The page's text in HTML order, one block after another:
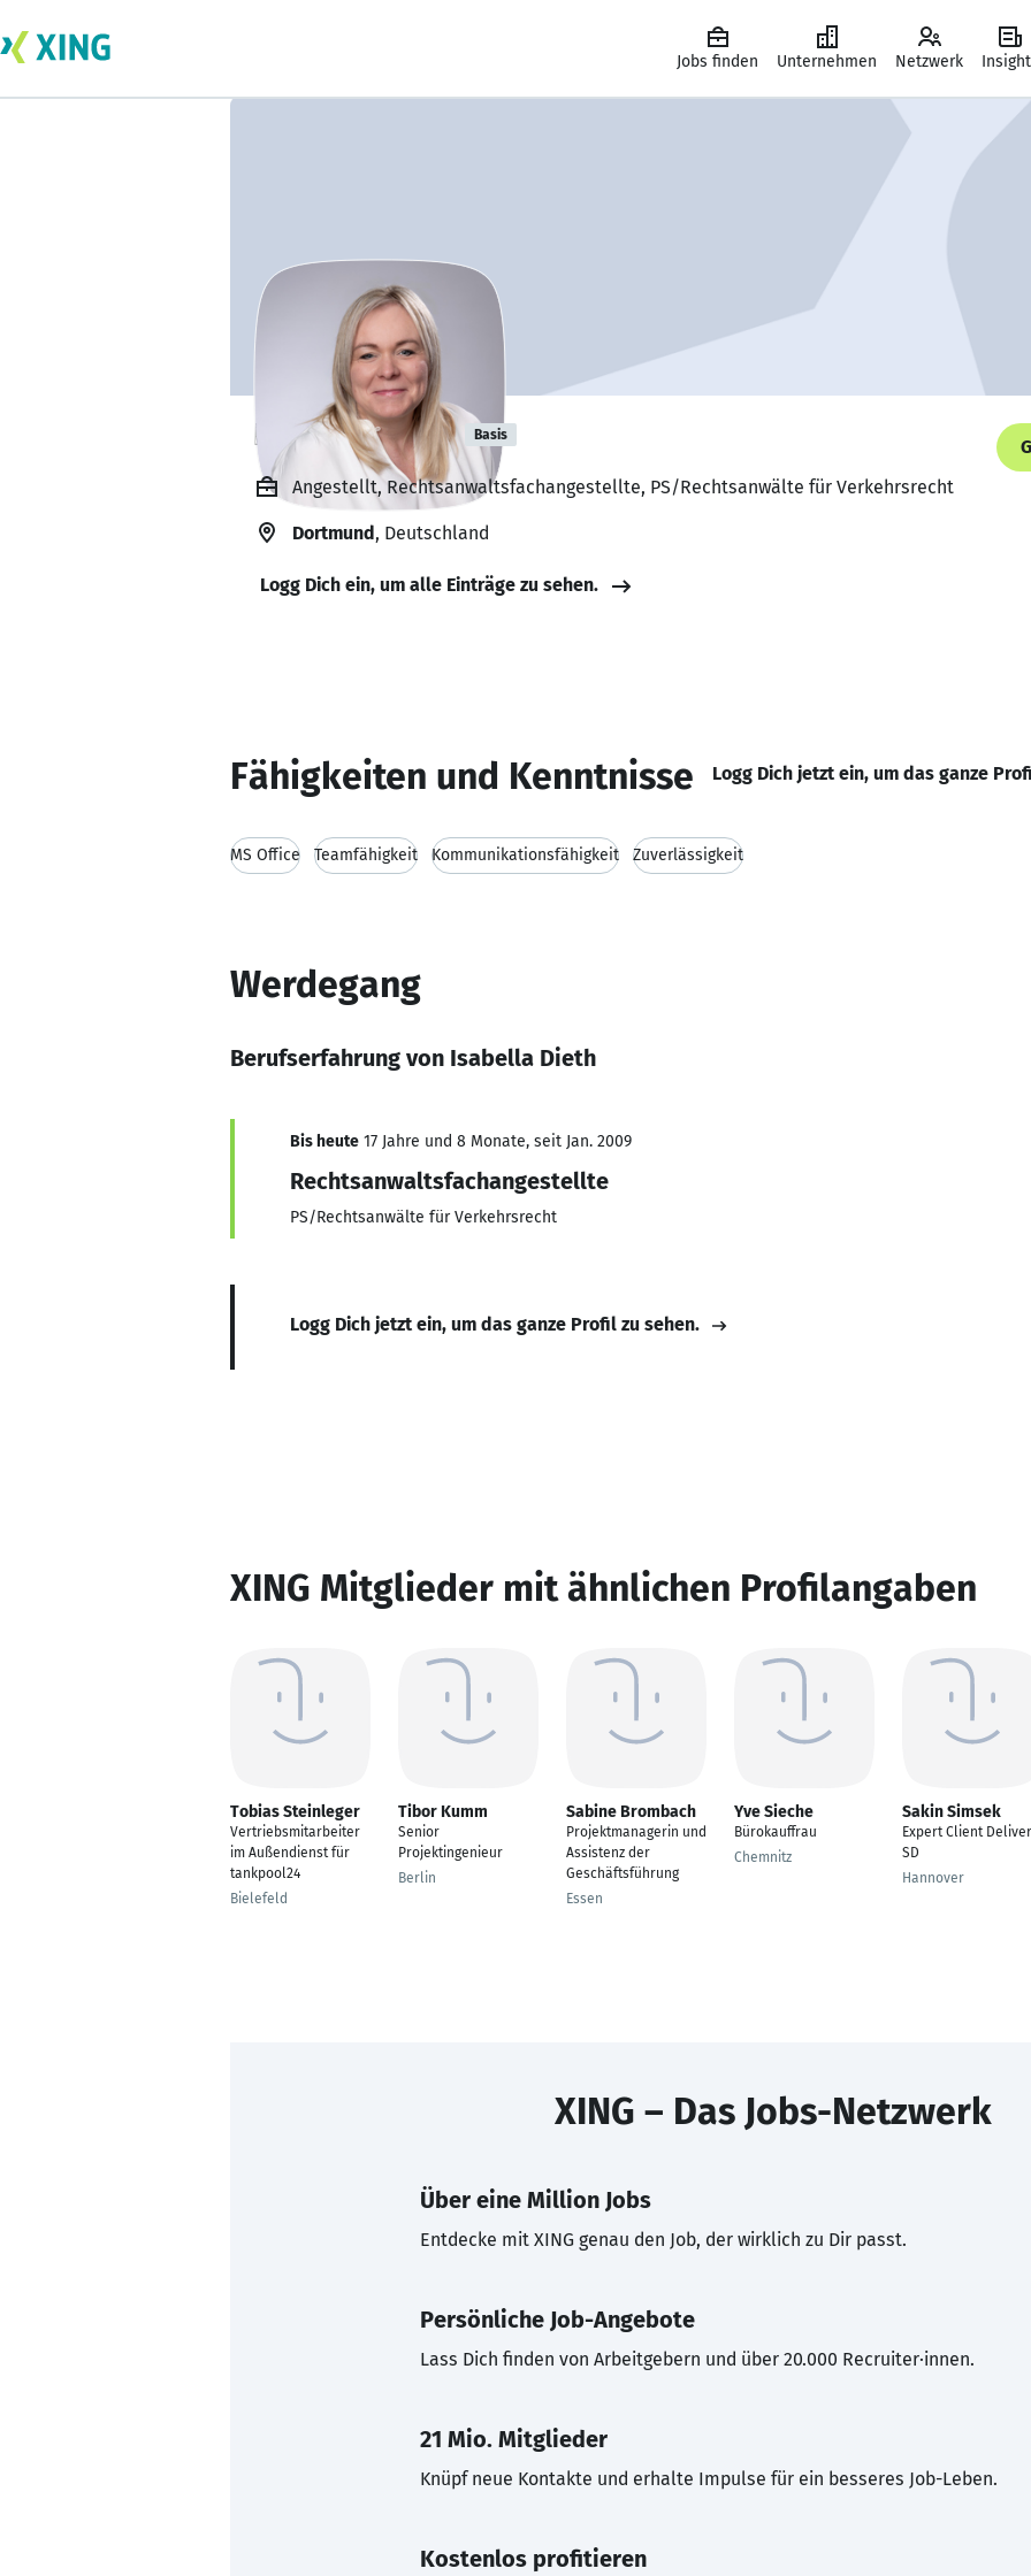
Jobs finden Unternehmen Netzwerk
Isabella Dieth Basis
Angestellt, Rechtsanwaltsfachangestellte, PS/Rechtsanwälte für Verkehrsrecht
Dortmund, Deutschland
Logg Dich ein, um alle Einträge zu sehen.
Fähigkeiten und Kenntnisse Logg Dich jetzt ein, um das ganze
MS Office Teamfähigkeit Kommunikationsfähigkeit Zuverlässigkeit
Werdegang
Berufserfahrung von Isabella Dieth
Bis heute 17 Jahre und 8 Monate, seit Jan. 2009
Rechtsanwaltsfachangestellte
PS/Rechtsanwälte für Verkehrsrecht
Logg Dich jetzt ein, um das ganze Profil zu sehen.
XING Mitglieder mit ähnlichen Profilangaben
Tobias Steinleger
Vertriebsmitarbeiter
im Außendienst für
tankpool24
Bielefeld
Tibor Kumm
Senior
Projektingenieur
Berlin
Sabine Brombach
Projektmanagerin und
Assistenz der
Geschäftsführung
Essen
Yve Sieche
Bürokauffrau
Chemnitz
Sakin Simsek
Expert Client
SD
Hannover
XING – Das Jobs-Netzwerk
Über eine Million Jobs
Entdecke mit XING genau den Job, der wirklich zu Dir passt.
Persönliche Job-Angebote
Lass Dich finden von Arbeitgebern und über 20.000 Recruiter·innen.
21 Mio. Mitglieder
Knüpf neue Kontakte und erhalte Impulse für ein besseres Job-Leben.
Kostenlos profitieren